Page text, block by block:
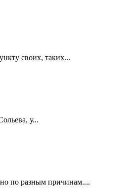
своих, таких...
у...
но по разным причинам....